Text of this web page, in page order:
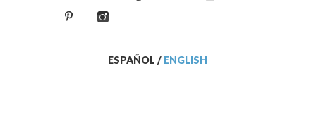
ESPAÑOL / ENGLISH